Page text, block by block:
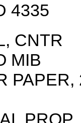
4335
CNTR
MIB
PAPER,
PROP